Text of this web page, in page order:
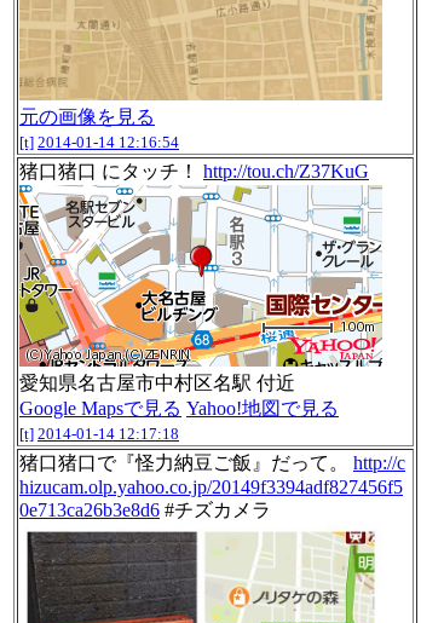
元の画像を見る
[t] 2014-01-14 12:16:54
猪口猪口 にタッチ！ http://tou.ch/Z37KuG
愛知県名古屋市中村区名駅 付近
Google Mapsで見る Yahoo!地図で見る
[t] 2014-01-14 12:17:18
猪口猪口で『怪力納豆ご飯』だって。 http://c
hizucam.olp.yahoo.co.jp/20149f3394adf827456f5
0e713ca26b3e8d6 #チズカメラ